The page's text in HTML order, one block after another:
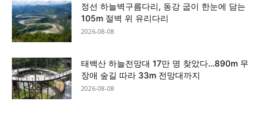
정선 하늘벽구름다리, 동강 굽이 한눈에 담는
105m 절벽 위 유리다리
2026-08-08
태백산 하늘전망대 17만 명 찾았다…890m 무
장애 숲길 따라 33m 전망대까지
2026-08-08